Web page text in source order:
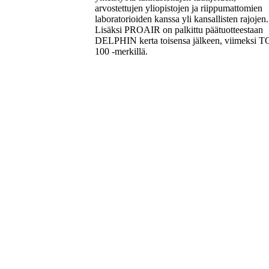
arvostettujen yliopistojen ja riippumattomien
laboratorioiden kanssa yli kansallisten rajojen.
Lisäksi PROAIR on palkittu päätuotteestaan
DELPHIN kerta toisensa jälkeen, viimeksi
100 -merkillä.